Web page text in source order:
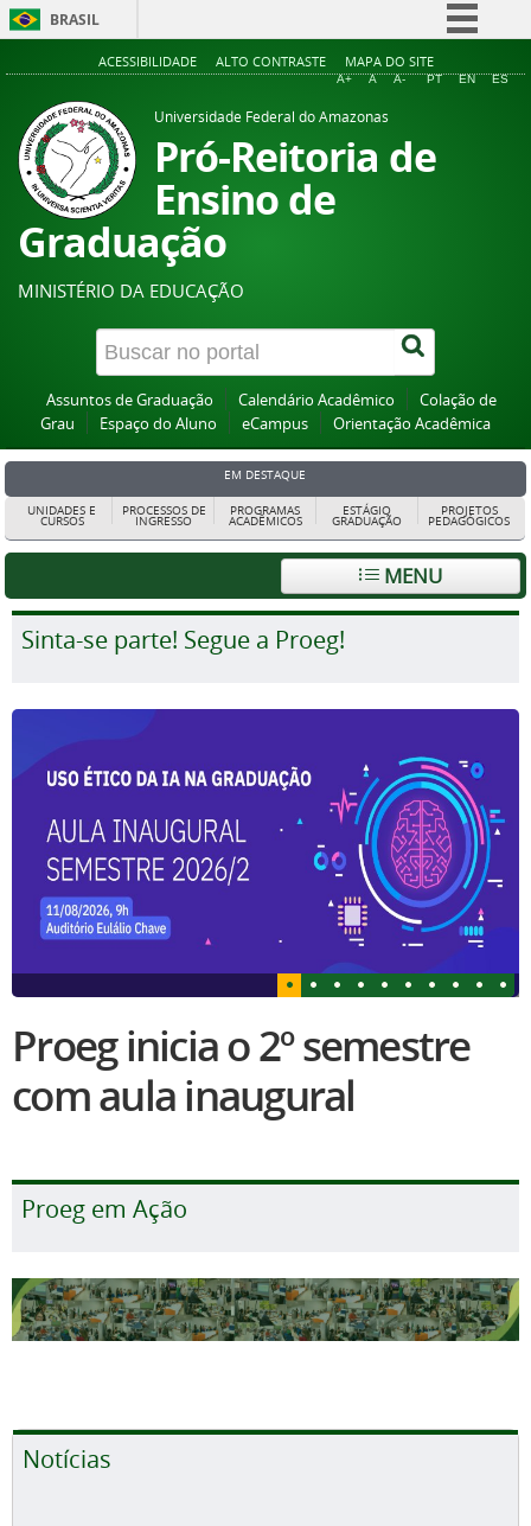
BRASIL
Simplifique!
Acesso à informação
ACESSIBILIDADE ALTO CONTRASTE MAPA DO SITE
A+ A A- PT EN ES
Universidade Federal do Amazonas
Pró-Reitoria de
Ensino de
Graduação
MINISTÉRIO DA EDUCAÇÃO
Assuntos de Graduação Calendário Acadêmico
Colação de
Grau
Espaço do Aluno eCampus Orientação Acadêmica
EM DESTAQUE
UNIDADES E
CURSOS
PROCESSOS DE
INGRESSO
PROGRAMAS
ACADÊMICOS
ESTÁGIO
GRADUAÇÃO
PROJETOS
PEDAGÓGICOS
MENU
Sinta-se parte! Segue a Proeg!
Proeg inicia o 2º semestre
com aula inaugural
Proeg em Ação
Notícias